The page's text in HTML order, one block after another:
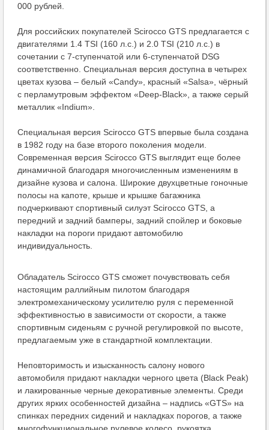
000 рублей.
Для российских покупателей Scirocco GTS предлагается с
двигателями 1.4 TSI (160 л.с.) и 2.0 TSI (210 л.с.) в
сочетании с 7-ступенчатой или 6-ступенчатой DSG
соответственно. Специальная версия доступна в четырех
цветах кузова – белый «Candy», красный «Salsa», чёрный
с перламутровым эффектом «Deep-Black», а также серый
металлик «Indium».
Специальная версия Scirocco GTS впервые была создана
в 1982 году на базе второго поколения модели.
Современная версия Scirocco GTS выглядит еще более
динамичной благодаря многочисленным изменениям в
дизайне кузова и салона. Широкие двухцветные гоночные
полосы на капоте, крыше и крышке багажника
подчеркивают спортивный силуэт Scirocco GTS, а
передний и задний бамперы, задний спойлер и боковые
накладки на пороги придают автомобилю
индивидуальность.
Обладатель Scirocco GTS сможет почувствовать себя
настоящим раллийным пилотом благодаря
электромеханическому усилителю руля с переменной
эффективностью в зависимости от скорости, а также
спортивным сиденьям с ручной регулировкой по высоте,
предлагаемым уже в стандартной комплектации.
Неповторимость и изысканность салону нового
автомобиля придают накладки черного цвета (Black Peak)
и лакированные черные декоративные элементы. Среди
других ярких особенностей дизайна – надпись «GTS» на
спинках передних сидений и накладках порогов, а также